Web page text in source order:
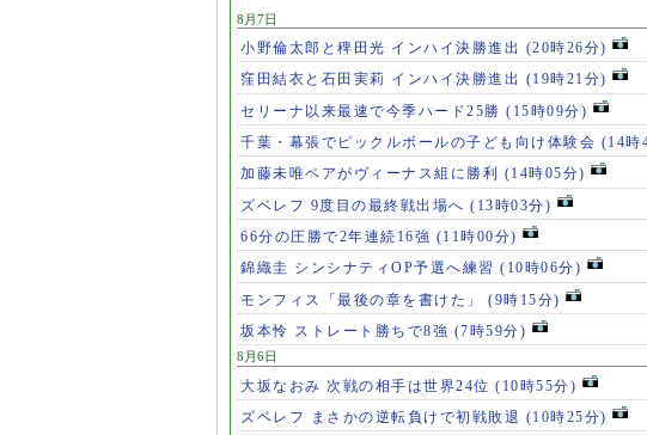
8月7日
小野倫太郎と稗田光 インハイ決勝進出 (20時26分)
窪田結衣と石田実莉 インハイ決勝進出 (19時21分)
セリーナ以来最速で今季ハード25勝 (15時09分)
千葉・幕張でピックルボールの子ども向け体験会 (14時
加藤未唯ペアがヴィーナス組に勝利 (14時05分)
ズベレフ 9度目の最終戦出場へ (13時03分)
66分の圧勝で2年連続16強 (11時00分)
錦織圭 シンシナティOP予選へ練習 (10時06分)
モンフィス「最後の章を書けた」 (9時15分)
坂本怜 ストレート勝ちで8強 (7時59分)
8月6日
大坂なおみ 次戦の相手は世界24位 (10時55分)
ズベレフ まさかの逆転負けで初戦敗退 (10時25分)